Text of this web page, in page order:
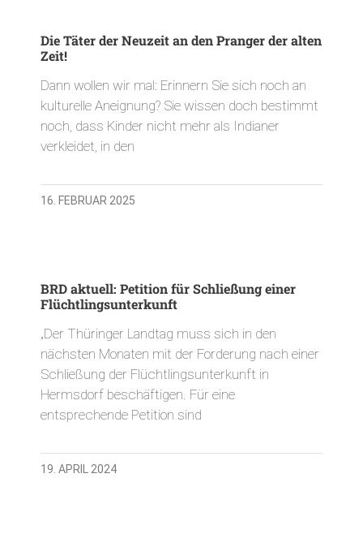
Die Täter der Neuzeit an den Pranger der alten
Zeit!
Dann wollen wir mal: Erinnern Sie sich noch an
kulturelle Aneignung? Sie wissen doch bestimmt
noch, dass Kinder nicht mehr als Indianer
verkleidet, in den
16. FEBRUAR 2025
BRD aktuell: Petition für Schließung einer
Flüchtlingsunterkunft
„Der Thüringer Landtag muss sich in den
nächsten Monaten mit der Forderung nach einer
Schließung der Flüchtlingsunterkunft in
Hermsdorf beschäftigen. Für eine
entsprechende Petition sind
19. APRIL 2024